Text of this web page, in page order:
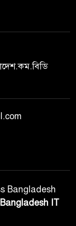
Bangladesh
IT